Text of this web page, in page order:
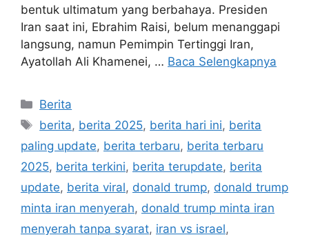
bentuk ultimatum yang berbahaya. Presiden
Iran saat ini, Ebrahim Raisi, belum menanggapi
langsung, namun Pemimpin Tertinggi Iran,
Ayatollah Ali Khamenei, … Baca Selengkapnya
Kategori
Berita
Tag
berita, berita 2025, berita hari ini, berita
paling update, berita terbaru, berita terbaru
2025, berita terkini, berita terupdate, berita
update, berita viral, donald trump, donald trump
minta iran menyerah, donald trump minta iran
menyerah tanpa syarat, iran vs israel,